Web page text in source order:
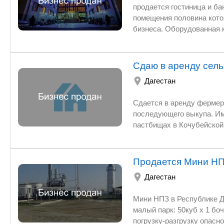
продается гостиница и
помещения половина
бизнеса. Оборудованная
телефону, цена
Сдаю в аренду
Дагестан
Сдается в аренду
последующего выкупа.
пастбищах в
Продается Мини
Дагестан
Мини НПЗ в Республике Дагестан,в поселке Кочубей.
малый парк: 50куб х 1 бочка
погрузку-разгрузку опасного груза, прием опасных грузов 1, 2 категории лицензия ростехнадзора на